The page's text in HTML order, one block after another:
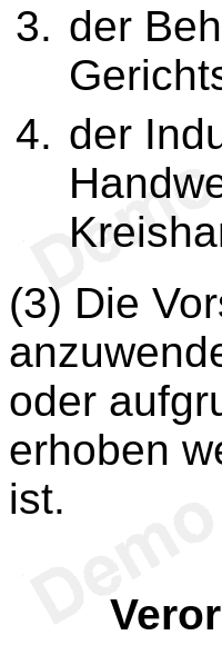
der
der
(3) Die
oder
erhoben
ist.